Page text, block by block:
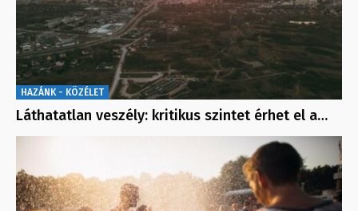
HAZÁNK - KÖZÉLET
Láthatatlan veszély: kritikus szintet érhet el a…